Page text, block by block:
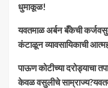
धुमाकूळ!
​यवतमाळ अर्बन बँकेची
कंटाळून व्यावसायिकाची
पाऊण कोटीच्या दरोड्याचा
केवळ वसुलीचे